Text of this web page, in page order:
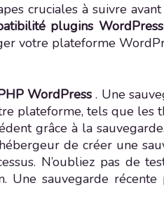
cruciales à suivre
plugins
votre plateforme
WordPress. Une
plateforme, tels que les
grâce à la
de créer une
N’oubliez pas de
Une sauvegarde